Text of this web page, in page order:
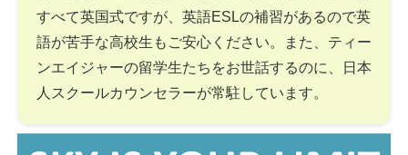
すべて英国式ですが、英語ESLの補習があるので英
語が苦手な高校生もご安心ください。また、ティー
ンエイジャーの留学生たちをお世話するのに、日本
人スクールカウンセラーが常駐しています。